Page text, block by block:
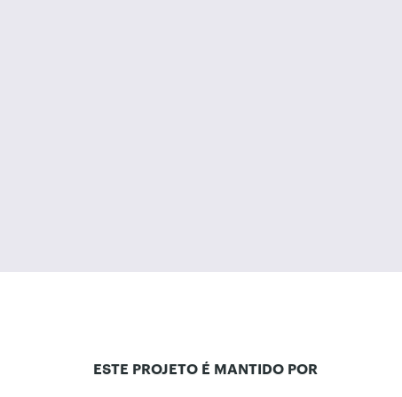
ESTE PROJETO É MANTIDO POR